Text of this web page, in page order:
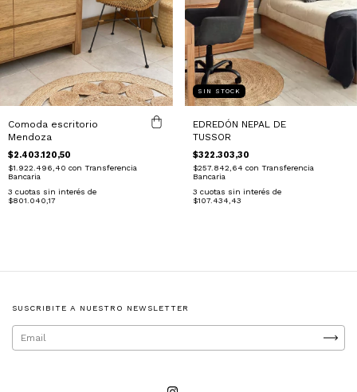
Comoda escritorio
Mendoza
$2.403.120,50
$1.922.496,40 con Transferencia
Bancaria
3 cuotas sin interés de
$801.040,17
SIN STOCK
EDREDÓN NEPAL DE
TUSSOR
$322.303,30
$257.842,64 con Transferencia
Bancaria
3 cuotas sin interés de
$107.434,43
SUSCRIBITE A NUESTRO NEWSLETTER